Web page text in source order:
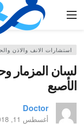
استشارات الانف والاذن
لسان المزمار
الأصبع
Doctor
أغسطس 11, 2018